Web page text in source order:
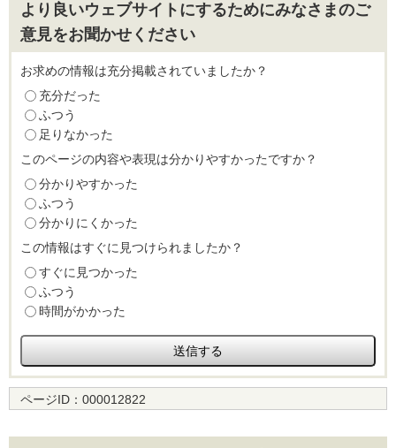
より良いウェブサイトにするためにみなさまのご
意見をお聞かせください
お求めの情報は充分掲載されていましたか？
充分だった
ふつう
足りなかった
このページの内容や表現は分かりやすかったですか？
分かりやすかった
ふつう
分かりにくかった
この情報はすぐに見つけられましたか？
すぐに見つかった
ふつう
時間がかかった
ページID： 000012822